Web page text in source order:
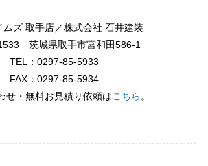
ムズ 取手店／株式会社 石井建装
茨城県取手市宮和田586-1
TEL：0297-85-5933
FAX：0297-85-5934
せ・無料お見積り依頼はこちら。